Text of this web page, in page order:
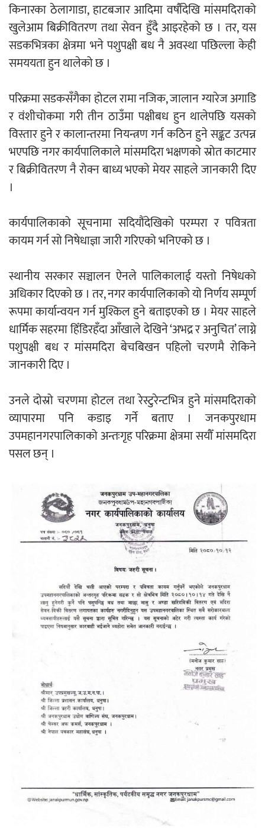
भवन बनाउन उपकुलपतिद्वारा आनाकानी
किनारका ठेलागाडा, हाटबजार आदिमा वर्षौंदेखि मांसमदिराको
खुलेआम बिक्रीवितरण तथा सेवन हुँदै आइरहेको छ । तर, यस
सडकभित्रका क्षेत्रमा भने पशुपक्षी बध नै अवस्था पछिल्ला केही
समययता हुन थालेको छ ।
परिक्रमा सडकसँगैका होटल रामा नजिक, जालान ग्यारेज अगाडि
र वंशीचोकमा गरी तीन ठाउँमा पक्षीबध हुन थालेपछि यसको
विस्तार हुने र कालान्तरमा नियन्त्रण गर्न कठिन हुने सङ्कट उत्पन्न
भएपछि नगर कार्यपालिकाले मांसमदिरा भक्षणको स्रोत काटमार
र बिक्रीवितरण नै रोक्न बाध्य भएको मेयर साहले जानकारी दिए
।
कार्यपालिकाको सूचनामा सदियौंदेखिको परम्परा र पवित्रता
कायम गर्न सो निषेधाज्ञा जारी गरिएको भनिएको छ ।
स्थानीय सरकार सञ्चालन ऐनले पालिकालाई यस्तो निषेधको
अधिकार दिएको छ । तर, नगर कार्यपालिकाको यो निर्णय सम्पूर्ण
रूपमा कार्यान्वयन गर्न मुश्किल हुने बताइएको छ । मेयर साहले
धार्मिक सहरमा हिँडिरहँदा आँखाले देखिने ‘अभद्र र अनुचित’ लाग्ने
पशुपक्षी बध र मांसमदिरा बेचबिखन पहिलो चरणमै रोकिने
जानकारी दिए ।
उनले दोस्रो चरणमा होटल तथा रेस्टुरेन्टभित्र हुने मांसमदिराको
व्यापारमा पनि कडाइ गर्ने बताए । जनकपुरधाम
उपमहानगरपालिकाको अन्तःगृह परिक्रमा क्षेत्रमा सयौँ मांसमदिरा
पसल छन् ।